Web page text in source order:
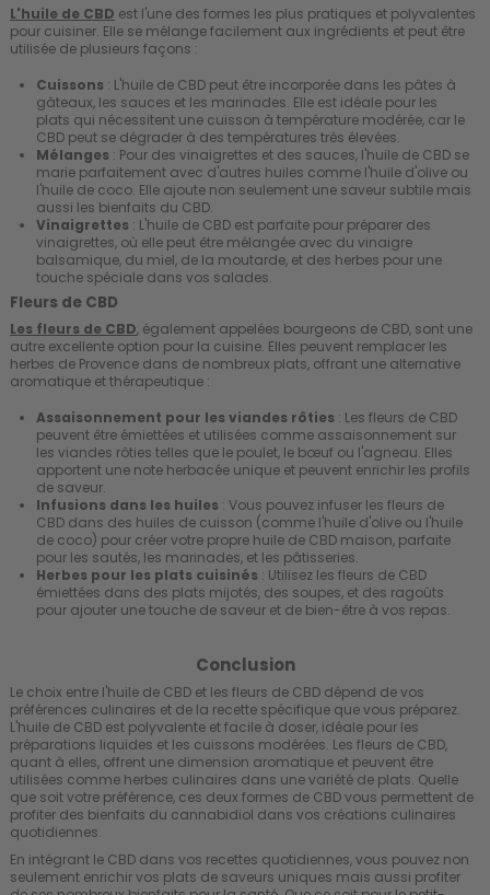
L'huile de CBD est l'une des formes les plus pratiques et polyvalentes
pour cuisiner. Elle se mélange facilement aux ingrédients et peut être
utilisée de plusieurs façons :
Cuissons : L'huile de CBD peut être incorporée dans les pâtes à
gâteaux, les sauces et les marinades. Elle est idéale pour les
plats qui nécessitent une cuisson à température modérée, car le
CBD peut se dégrader à des températures très élevées.
Mélanges : Pour des vinaigrettes et des sauces, l'huile de CBD se
marie parfaitement avec d'autres huiles comme l'huile d'olive ou
l'huile de coco. Elle ajoute non seulement une saveur subtile mais
aussi les bienfaits du CBD.
Vinaigrettes : L'huile de CBD est parfaite pour préparer des
vinaigrettes, où elle peut être mélangée avec du vinaigre
balsamique, du miel, de la moutarde, et des herbes pour une
touche spéciale dans vos salades.
Fleurs de CBD
Les fleurs de CBD, également appelées bourgeons de CBD, sont une
autre excellente option pour la cuisine. Elles peuvent remplacer les
herbes de Provence dans de nombreux plats, offrant une alternative
aromatique et thérapeutique :
Assaisonnement pour les viandes rôties : Les fleurs de CBD
peuvent être émiettées et utilisées comme assaisonnement sur
les viandes rôties telles que le poulet, le bœuf ou l'agneau. Elles
apportent une note herbacée unique et peuvent enrichir les profils
de saveur.
Infusions dans les huiles : Vous pouvez infuser les fleurs de
CBD dans des huiles de cuisson (comme l'huile d'olive ou l'huile
de coco) pour créer votre propre huile de CBD maison, parfaite
pour les sautés, les marinades, et les pâtisseries.
Herbes pour les plats cuisinés : Utilisez les fleurs de CBD
émiettées dans des plats mijotés, des soupes, et des ragoûts
pour ajouter une touche de saveur et de bien-être à vos repas.
Conclusion
Le choix entre l'huile de CBD et les fleurs de CBD dépend de vos
préférences culinaires et de la recette spécifique que vous préparez.
L'huile de CBD est polyvalente et facile à doser, idéale pour les
préparations liquides et les cuissons modérées. Les fleurs de CBD,
quant à elles, offrent une dimension aromatique et peuvent être
utilisées comme herbes culinaires dans une variété de plats. Quelle
que soit votre préférence, ces deux formes de CBD vous permettent de
profiter des bienfaits du cannabidiol dans vos créations culinaires
quotidiennes.
En intégrant le CBD dans vos recettes quotidiennes, vous pouvez non
seulement enrichir vos plats de saveurs uniques mais aussi profiter